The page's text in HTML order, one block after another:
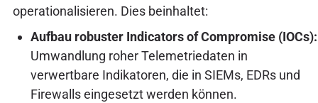
operationalisieren. Dies beinhaltet:
Aufbau robuster Indicators of Compromise (IOCs):
Umwandlung roher Telemetriedaten in
verwertbare Indikatoren, die in SIEMs, EDRs und
Firewalls eingesetzt werden können.